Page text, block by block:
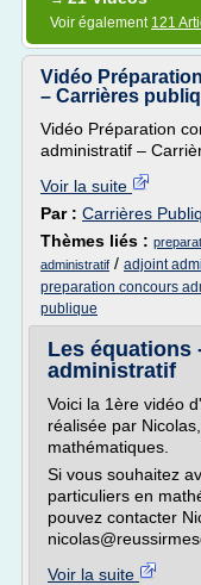
Voir également 121
Vidéo
– Carrières
Vidéo Préparation
administratif –
Voir la suite
Par : Carrières
Thèmes liés :
administratif / adjoint
preparation concours
publique
Les équations
administratif
Voici la 1ère vidéo
réalisée par
mathématiques.
Si vous souhaitez
particuliers en
pouvez contacter
Voir la suite